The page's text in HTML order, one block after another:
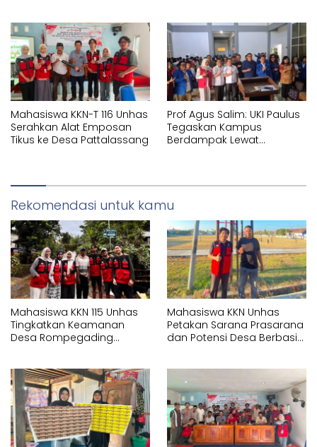
Mahasiswa KKN-T 116 Unhas
Serahkan Alat Emposan
Tikus ke Desa Pattalassang
Prof Agus Salim: UKI Paulus
Tegaskan Kampus
Berdampak Lewat
Rekomendasi untuk kamu
Mahasiswa KKN 115 Unhas
Tingkatkan Keamanan
Desa Rompegading
Jalan
Mahasiswa KKN Unhas
Petakan Sarana Prasarana
dan Potensi Desa Berbasis